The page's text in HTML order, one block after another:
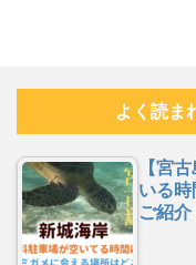
よく読ま
【宮
いる
ご紹介